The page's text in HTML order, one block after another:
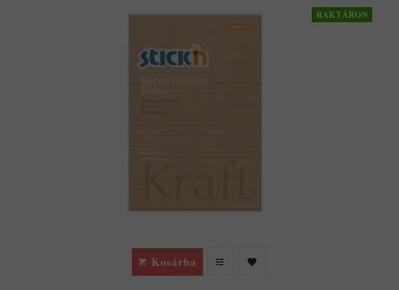
RAKTÁRON
Kosárba